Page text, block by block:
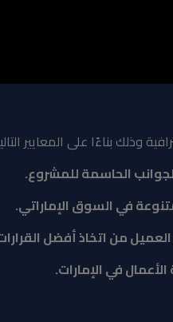
بناءًا على المعايير
الحاسمة للمشروع.
في السوق الإماراتي.
من اتخاذ أفضل
في الإمارات.